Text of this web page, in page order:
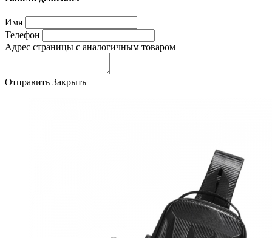
Имя
Телефон
Адрес страницы с аналогичным товаром
Отправить Закрыть